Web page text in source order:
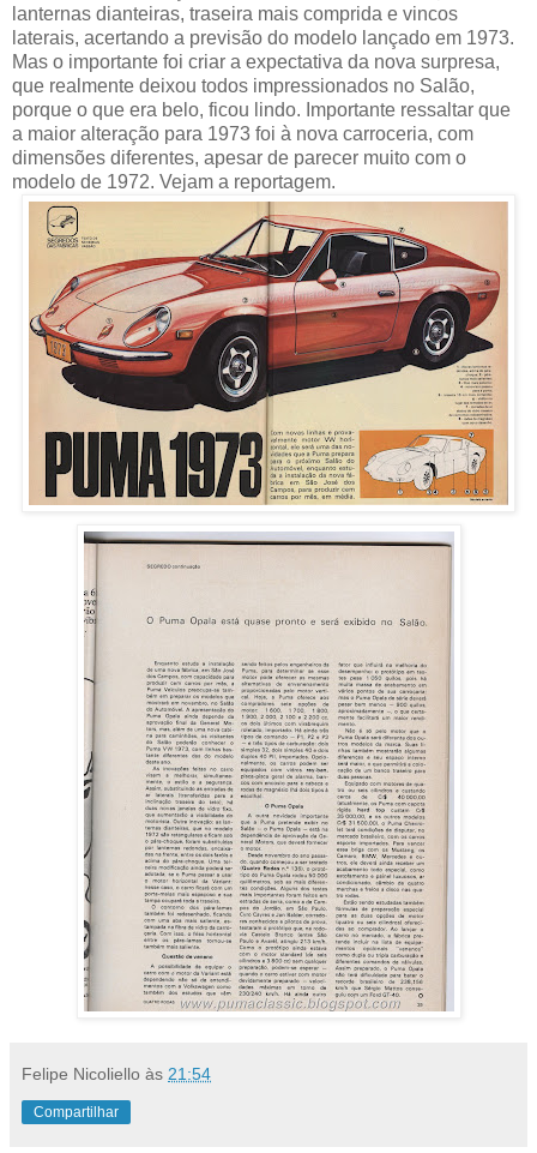
lanternas dianteiras, traseira mais comprida e vincos
laterais, acertando a previsão do modelo lançado em 1973.
Mas o importante foi criar a expectativa da nova surpresa,
que realmente deixou todos impressionados no Salão,
porque o que era belo, ficou lindo. Importante ressaltar que
a maior alteração para 1973 foi à nova carroceria, com
dimensões diferentes, apesar de parecer muito com o
modelo de 1972. Vejam a reportagem.
Felipe Nicoliello às 21:54
Compartilhar